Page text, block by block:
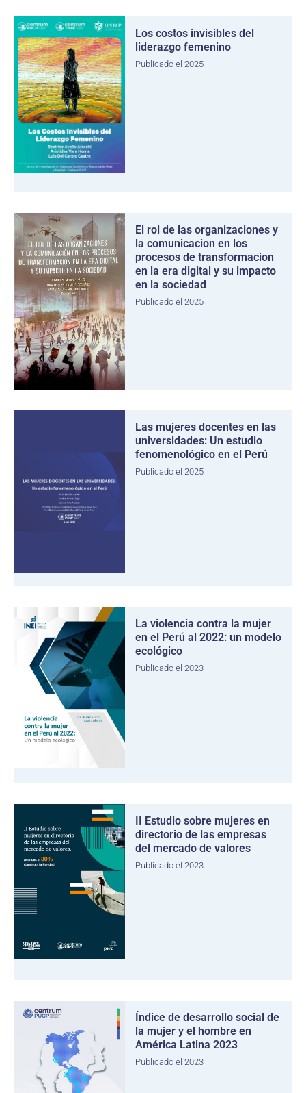
Los costos invisibles del
liderazgo femenino
Publicado el 2025
El rol de las organizaciones y
la comunicacion en los
procesos de transformacion
en la era digital y su impacto
en la sociedad
Publicado el 2025
Las mujeres docentes en las
universidades: Un estudio
fenomenológico en el Perú
Publicado el 2025
La violencia contra la mujer
en el Perú al 2022: un modelo
ecológico
Publicado el 2023
II Estudio sobre mujeres en
directorio de las empresas
del mercado de valores
Publicado el 2023
Índice de desarrollo social de
la mujer y el hombre en
América Latina 2023
Publicado el 2023